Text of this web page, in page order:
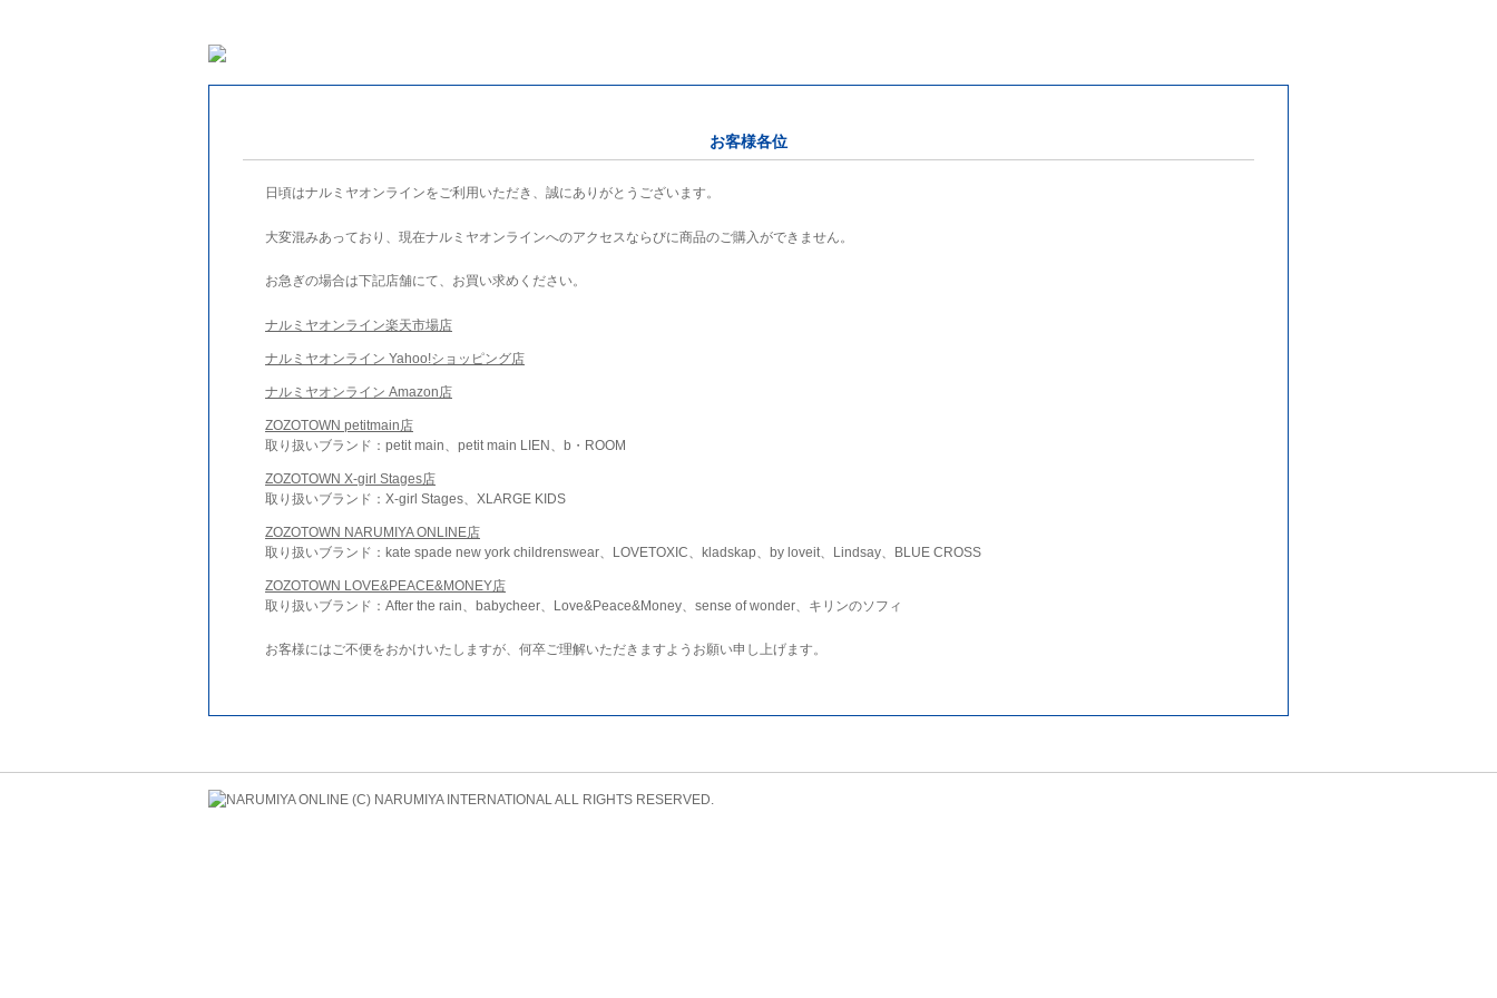
お客様各位
日頃はナルミヤオンラインをご利用いただき、誠にありがとうございます。
大変混みあっており、現在ナルミヤオンラインへのアクセスならびに商品のご購入ができません。
お急ぎの場合は下記店舗にて、お買い求めください。
ナルミヤオンライン楽天市場店
ナルミヤオンライン Yahoo!ショッピング店
ナルミヤオンライン Amazon店
ZOZOTOWN petitmain店
取り扱いブランド：petit main、petit main LIEN、b・ROOM
ZOZOTOWN X-girl Stages店
取り扱いブランド：X-girl Stages、XLARGE KIDS
ZOZOTOWN NARUMIYA ONLINE店
取り扱いブランド：kate spade new york childrenswear、LOVETOXIC、kladskap、by loveit、Lindsay、BLUE CROSS
ZOZOTOWN LOVE&PEACE&MONEY店
取り扱いブランド：After the rain、babycheer、Love&Peace&Money、sense of wonder、キリンのソフィ
お客様にはご不便をおかけいたしますが、何卒ご理解いただきますようお願い申し上げます。